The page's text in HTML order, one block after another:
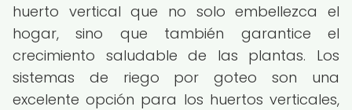
huerto vertical que no solo embellezca el
hogar, sino que también garantice el
crecimiento saludable de las plantas. Los
sistemas de riego por goteo son una
excelente opción para los huertos verticales,